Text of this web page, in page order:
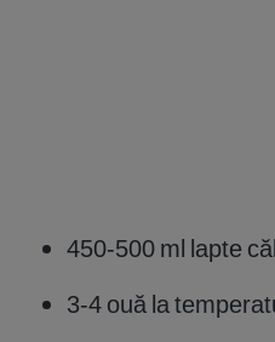
450-500 ml lapte
3-4 ouă la